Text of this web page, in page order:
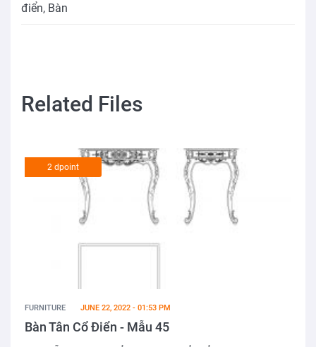
điển, Bàn
Related Files
2 dpoint
FURNITURE JUNE 22, 2022 - 01:53 PM
Bàn Tân Cổ Điển - Mẫu 45